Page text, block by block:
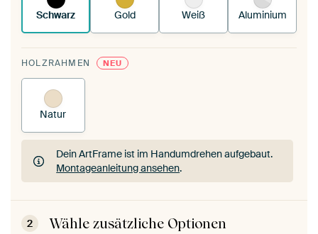
Schwarz Gold Weiß Aluminium
HOLZRAHMEN NEU
Natur
Dein ArtFrame ist im Handumdrehen aufgebaut.
Montageanleitung ansehen.
Dein ArtFrame ist im Handumdrehen aufgebaut.
Montageanleitung ansehen
2 Wähle zusätzliche Optionen